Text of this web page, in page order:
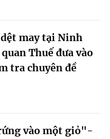
may tại Ninh
Thuế đưa vào
tra chuyên đề
vào một giỏ"-